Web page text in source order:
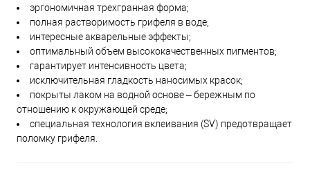
154 - светло-кобальтовый
бирюзовый
153 - кобальтовый бирюзовый
270 - тёплый серый I
эргономичная трехгранная форма;
полная растворимость грифеля в воде;
интересные акварельные эффекты;
оптимальный объем высококачественных пигментов;
гарантирует интенсивность цвета;
исключительная гладкость наносимых красок;
покрыты лаком на водной основе – бережным по
отношению к окружающей среде;
специальная технология вклеивания (SV) предотвращает
поломку грифеля.